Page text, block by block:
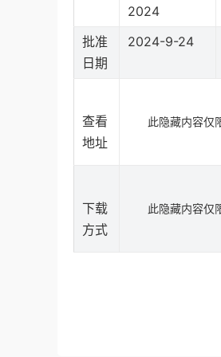
2024
批准
日期
2024-9-24
查看
地址
此隐藏内容仅
下载
方式
此隐藏内容仅